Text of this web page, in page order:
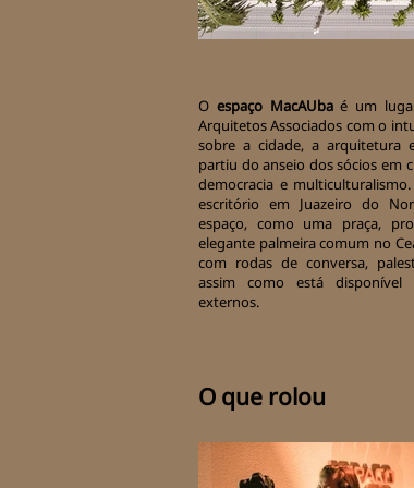
O espaço MacAUbaé um
Arquitetos Associados com o
sobre a cidade, a arquitetura
partiu do anseio dos sócios em
democracia e
escritório em Juazeiro do
espaço, como uma praça,
elegante palmeira comum no
com rodas de conversa,
assim como está
externos.
O que rolou